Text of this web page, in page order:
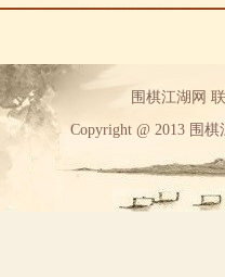
围棋江湖网
Copyright @ 2013 围